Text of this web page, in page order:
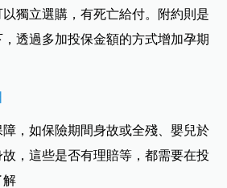
獨立選購，有死亡給付。附約則是
透過多加投保金額的方式增加孕期
，如保險期間身故或全殘、嬰兒於
，這些是否有理賠等，都需要在投
解